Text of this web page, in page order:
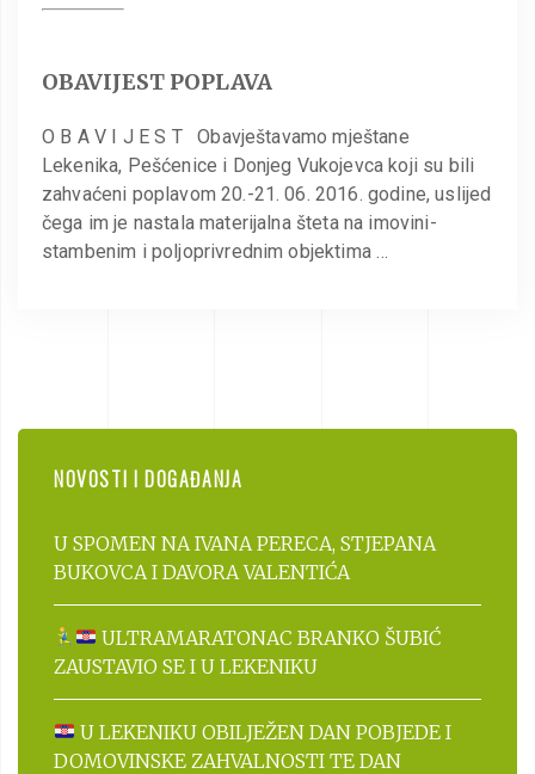
OBAVIJEST POPLAVA
O B A V I J E S T Obavještavamo mještane
Lekenika, Pešćenice i Donjeg Vukojevca koji su bili
zahvaćeni poplavom 20.-21. 06. 2016. godine, uslijed
čega im je nastala materijalna šteta na imovini-
stambenim i poljoprivrednim objektima …
NOVOSTI I DOGAĐANJA
U SPOMEN NA IVANA PERECA, STJEPANA
BUKOVCA I DAVORA VALENTIĆA
ULTRAMARATONAC BRANKO ŠUBIĆ
ZAUSTAVIO SE I U LEKENIKU
U LEKENIKU OBILJEŽEN DAN POBJEDE I
DOMOVINSKE ZAHVALNOSTI TE DAN